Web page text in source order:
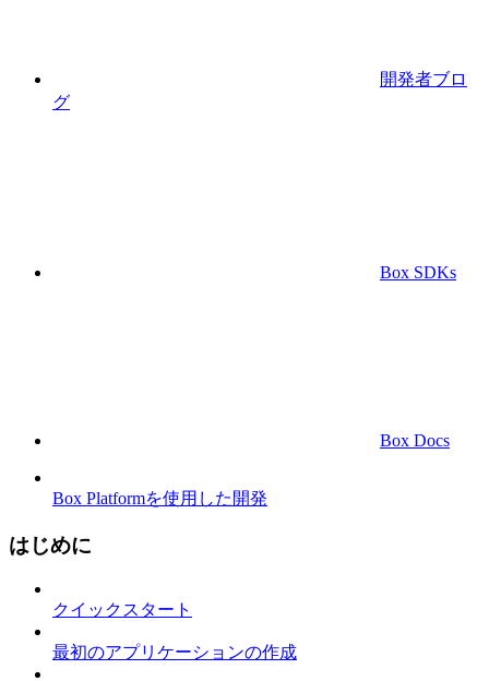
開発者ブロ
グ
Box SDKs
Box Docs
Box Platformを使用した開発
はじめに
クイックスタート
最初のアプリケーションの作成